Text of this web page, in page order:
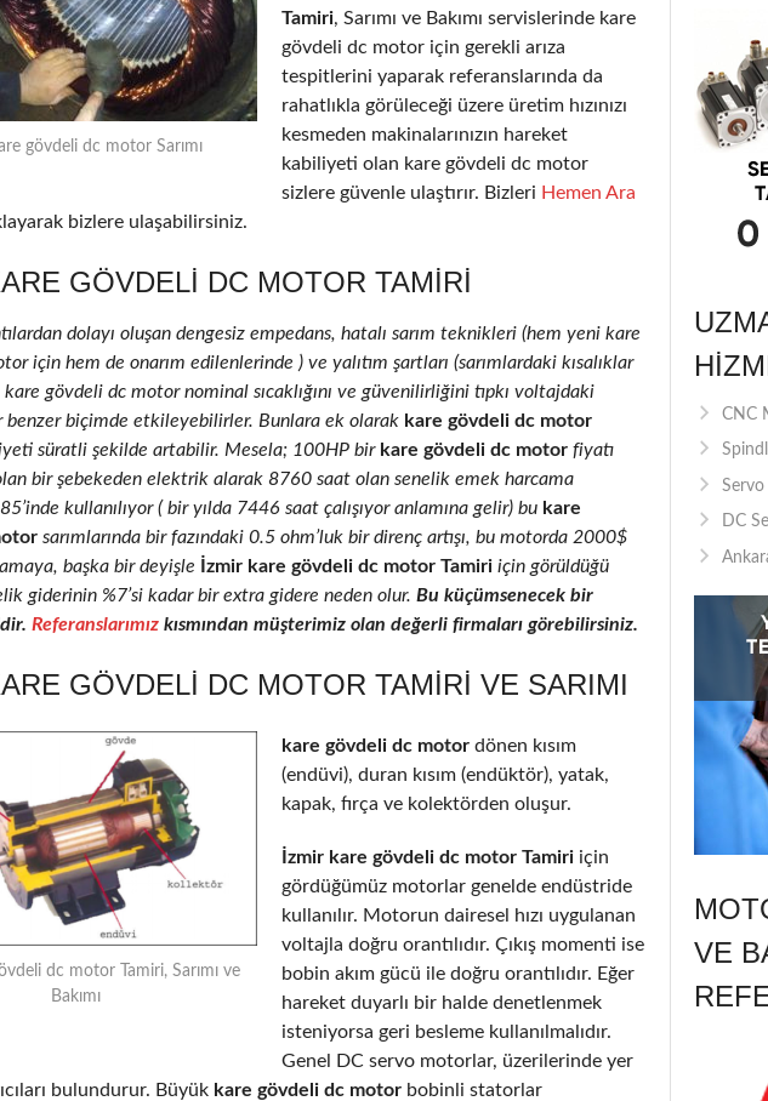
gövdeli dc motor Sarımı
Tamiri, Sarımı ve Bakımı servislerinde kare
gövdeli dc motor için gerekli arıza
tespitlerini yaparak referanslarında da
rahatlıkla görüleceği üzere üretim hızınızı
kesmeden makinalarınızın hareket
kabiliyeti olan kare gövdeli dc motor
sizlere güvenle ulaştırır. Bizleri Hemen Ara
bizlere ulaşabilirsiniz.
GÖVDELI DC MOTOR TAMIRI
dolayı oluşan dengesiz empedans, hatalı sarım teknikleri (hem yeni kare
için hem de onarım edilenlerinde ) ve yalıtım şartları (sarımlardaki kısalıklar
kare gövdeli dc motor nominal sıcaklığını ve güvenilirliğini tıpkı voltajdaki
benzer biçimde etkileyebilirler. Bunlara ek olarak kare gövdeli dc motor
süratli şekilde artabilir. Mesela; 100HP birkare gövdeli dc motor fiyatı
bir şebekeden elektrik alarak 8760 saat olan senelik emek harcama
kullanılıyor ( bir yılda 7446 saat çalışıyor anlamına gelir) bu kare
sarımlarında bir fazındaki 0.5 ohm’luk bir direnç artışı, bu motorda 2000$
başka bir deyişle İzmir kare gövdeli dc motor Tamiri için görüldüğü
giderinin %7’si kadar bir extra gidere neden olur. Bu küçümsenecek bir
Referanslarımız kısmından müşterimiz olan değerli firmaları görebilirsiniz.
GÖVDELI DC MOTOR TAMIRI VE SARIMI
dc motor Tamiri, Sarımı ve
Bakımı
kare gövdeli dc motor dönen kısım
(endüvi), duran kısım (endüktör), yatak,
kapak, fırça ve kolektörden oluşur.
İzmir kare gövdeli dc motor Tamiri için
gördüğümüz motorlar genelde endüstride
kullanılır. Motorun dairesel hızı uygulanan
voltajla doğru orantılıdır. Çıkış momenti ise
bobin akım gücü ile doğru orantılıdır. Eğer
hareket duyarlı bir halde denetlenmek
isteniyorsa geri besleme kullanılmalıdır.
Genel DC servo motorlar, üzerilerinde yer
bulundurur. Büyük kare gövdeli dc motor bobinli statorlar
CNC
Servo
DC
VE